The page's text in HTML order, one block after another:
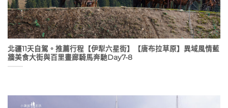
北疆11天自駕。推薦行程【伊犁六星街】【唐布拉草原】異域風情藍
牆美食大街與百里畫廊騎馬奔馳Day7-8